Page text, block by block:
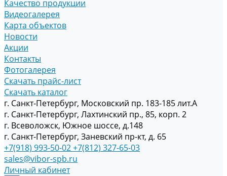
Качество продукции
Видеогалерея
Карта объектов
Новости
Акции
Контакты
Фотогалерея
Скачать прайс-лист
Скачать каталог
г. Санкт-Петербург, Московский пр. 183-185 лит.А
г. Санкт-Петербург, Лахтинский пр., 85, корп. 2
г. Всеволожск, Южное шоссе, д.148
г. Санкт-Петербург, Заневский пр-кт, д. 65
+7(918) 993-50-02+7(812) 327-65-03
sales@vibor-spb.ru
Личный кабинет